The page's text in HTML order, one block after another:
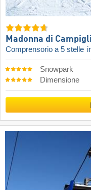
Madonna di
Comprensorio a 5 stelle
Snowpark
Dimensione